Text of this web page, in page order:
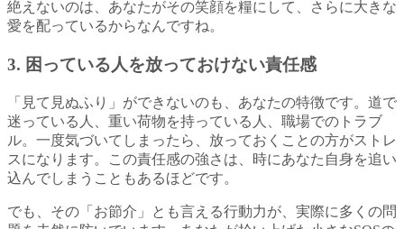
絶えないのは、あなたがその笑顔を糧にして、さらに大きな
愛を配っているからなんですね。
3. 困っている人を放っておけない責任感
「見て見ぬふり」ができないのも、あなたの特徴です。道で
迷っている人、重い荷物を持っている人、職場でのトラブ
ル。一度気づいてしまったら、放っておくことの方がストレ
スになります。この責任感の強さは、時にあなた自身を追い
込んでしまうこともあるほどです。
でも、その「お節介」とも言える行動力が、実際に多くの問